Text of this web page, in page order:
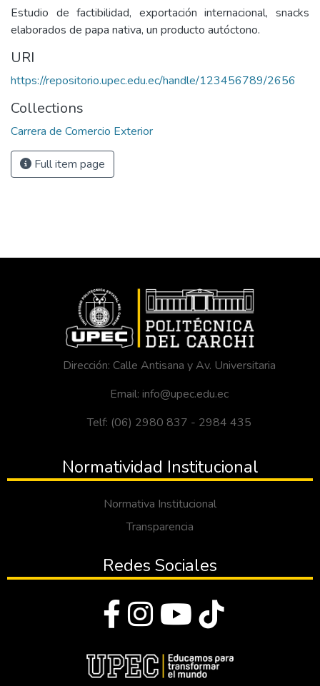
Estudio de factibilidad, exportación internacional, snacks
elaborados de papa nativa, un producto autóctono.
URI
https://repositorio.upec.edu.ec/handle/123456789/2656
Collections
Carrera de Comercio Exterior
Full item page
Dirección: Calle Antisana y Av. Universitaria
Email: info@upec.edu.ec
Telf: (06) 2980 837 - 2984 435
Normatividad Institucional
Normativa Institucional
Transparencia
Redes Sociales